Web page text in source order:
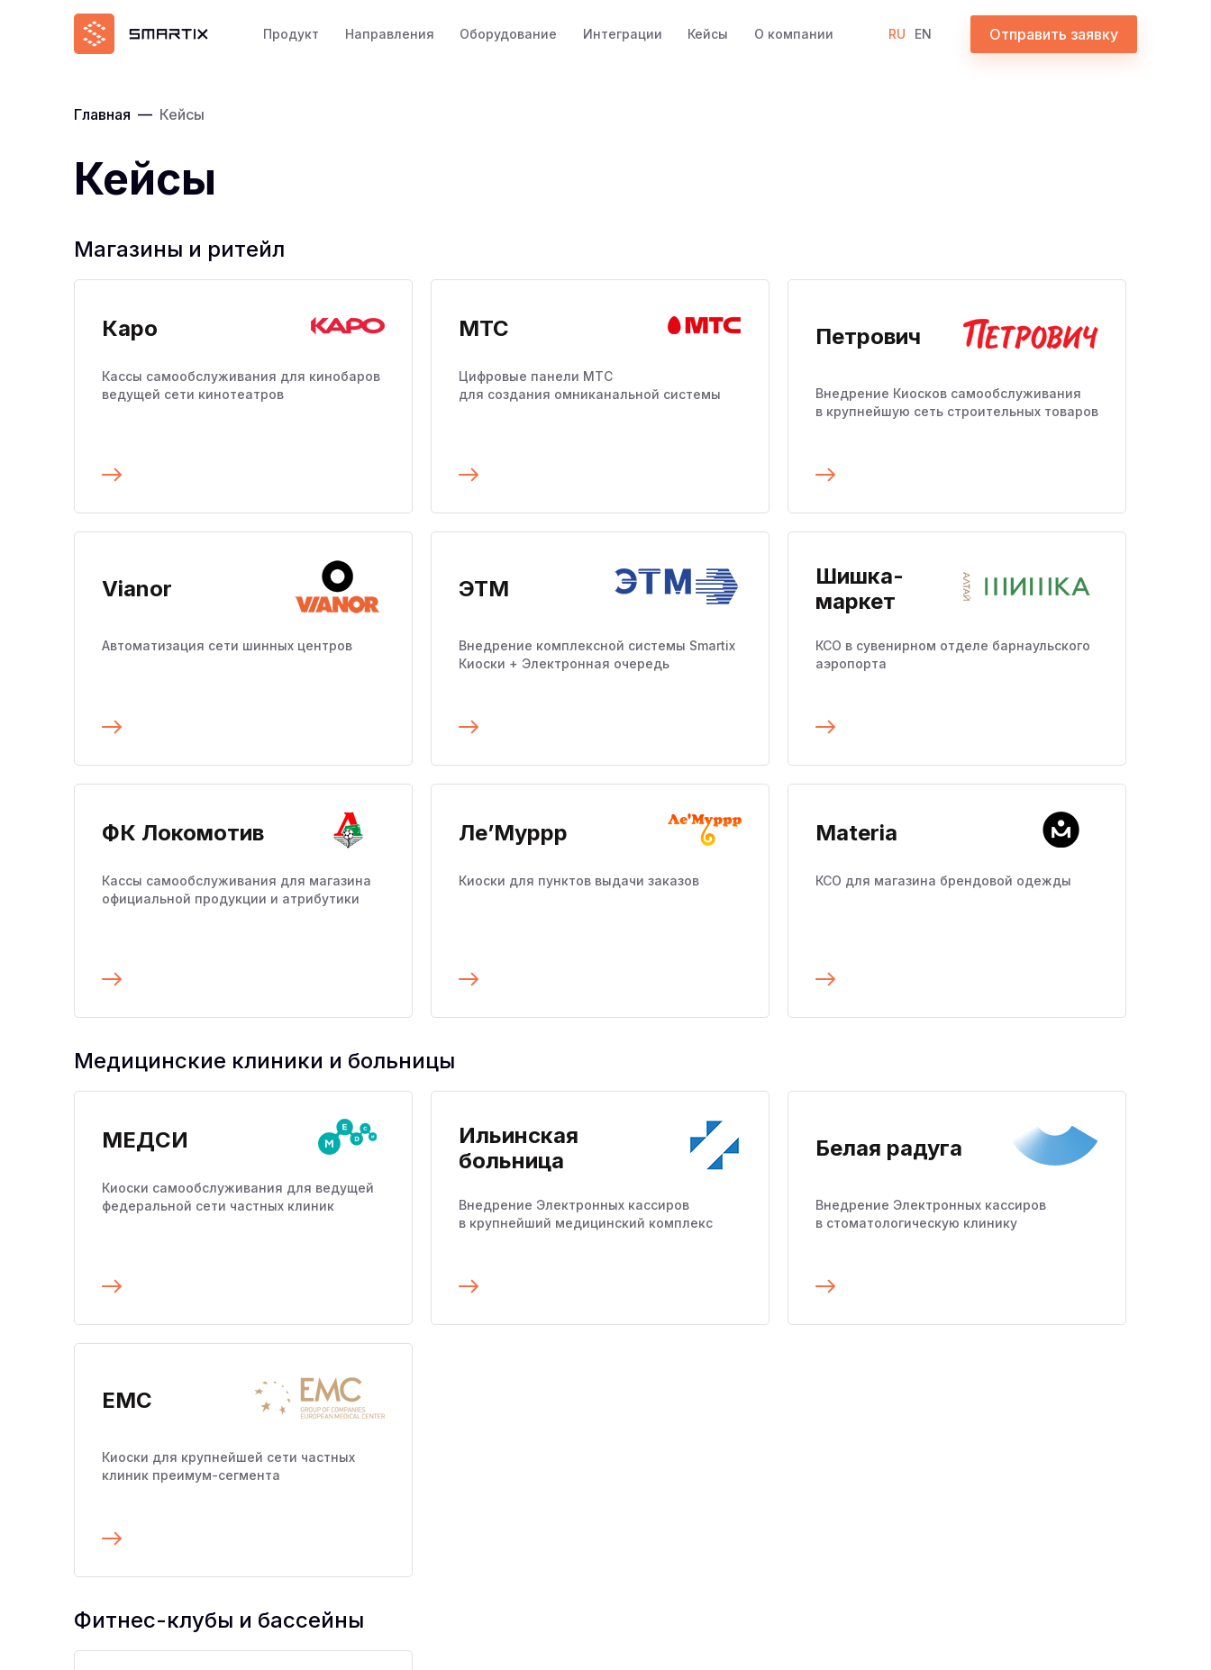
Продукт Направления Оборудование Интеграции Кейсы О компании RU EN Отправить заявку
Главная — Кейсы
Кейсы
Магазины и ритейл
Каро
Кассы самообслуживания для кинобаров
ведущей сети кинотеатров
Подробнее
МТС
Цифровые панели МТС
для создания омниканальной системы
Подробнее
Петрович
Внедрение Киосков самообслуживания
в крупнейшую сеть строительных товаров
Подробнее
Vianor
Автоматизация сети шинных центров
Подробнее
ЭТМ
Внедрение комплексной системы Smartix
Киоски + Электронная очередь
Подробнее
Шишка-
маркет
КСО в сувенирном отделе барнаульского
аэропорта
Подробнее
ФК Локомотив
Кассы самообслуживания для магазина
официальной продукции и атрибутики
Подробнее
Ле’Муррр
Киоски для пунктов выдачи заказов
Подробнее
Materia
КСО для магазина брендовой одежды
Подробнее
Медицинские клиники и больницы
МЕДСИ
Киоски самообслуживания для ведущей
федеральной сети частных клиник
Подробнее
Ильинская
больница
Внедрение Электронных кассиров
в крупнейший медицинский комплекс
Подробнее
Белая радуга
Внедрение Электронных кассиров
в стоматологическую клинику
Подробнее
EMC
Киоски для крупнейшей сети частных
клиник преимум-сегмента
Подробнее
Фитнес-клубы и бассейны